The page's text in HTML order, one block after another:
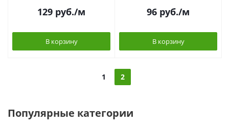
129 руб./м
В корзину
96 руб./м
В корзину
1 2
Популярные категории